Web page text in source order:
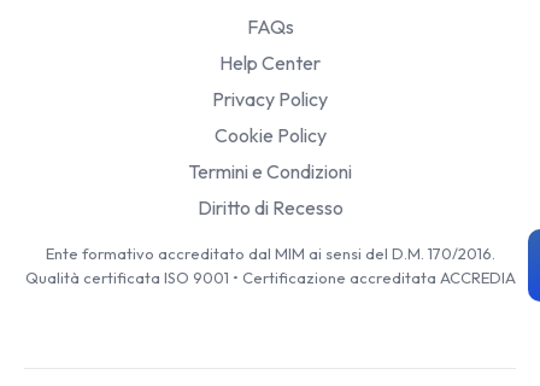
FAQs
Help Center
Privacy Policy
Cookie Policy
Termini e Condizioni
Diritto di Recesso
Ente formativo accreditato dal MIM ai sensi del D.M. 170/2016.
Qualità certificata ISO 9001 • Certificazione accreditata ACCREDIA